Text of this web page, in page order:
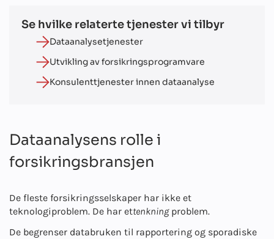
Se hvilke relaterte tjenester vi tilbyr
Dataanalysetjenester
Utvikling av forsikringsprogramvare
Konsulenttjenester innen dataanalyse
Dataanalysens rolle i
forsikringsbransjen
De fleste forsikringsselskaper har ikke et
teknologiproblem. De har ettenkningproblem.
De begrenser databruken til rapportering og sporadiske